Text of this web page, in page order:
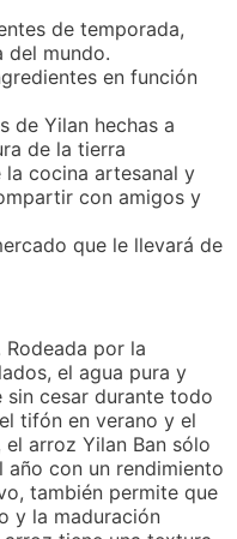
de temporada,
del mundo.
en función
de Yilan hechas a
de la tierra
cocina artesanal y
con amigos y
que le llevará de
Rodeada por la
el agua pura y
cesar durante todo
tifón en verano y el
arroz Yilan Ban sólo
año con un rendimiento
también permite que
y la maduración